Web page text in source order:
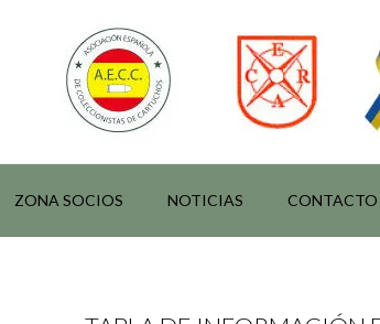
ZONA SOCIOS NOTICIAS CONTACTO